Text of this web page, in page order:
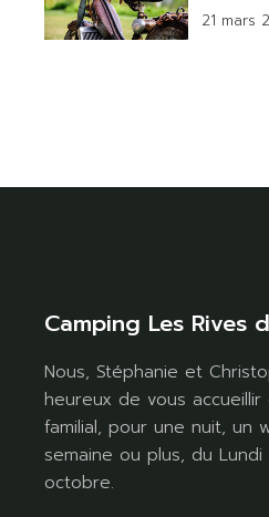
21 mars
Camping Les Rives
Nous, Stéphanie et
heureux de vous
familial, pour une nuit, un
semaine ou plus, du Lundi
octobre.